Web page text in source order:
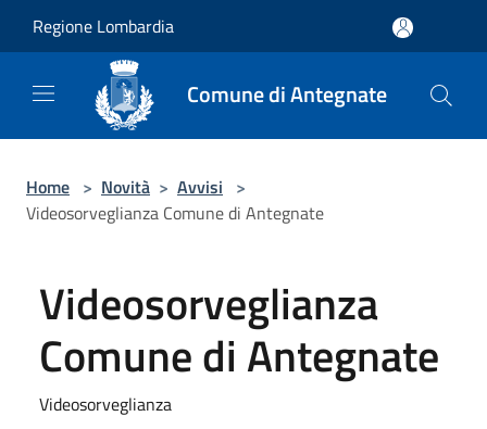
Regione Lombardia
Comune di Antegnate
Home > Novità > Avvisi >
Videosorveglianza Comune di Antegnate
Videosorveglianza
Comune di Antegnate
Videosorveglianza